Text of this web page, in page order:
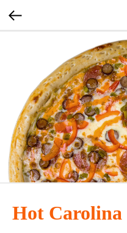
Hot Carolina